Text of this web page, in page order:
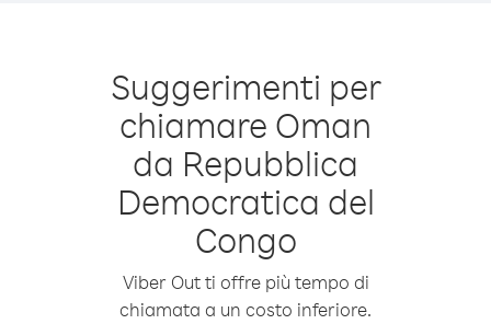
Suggerimenti per
chiamare Oman
da Repubblica
Democratica del
Congo
Viber Out ti offre più tempo di
chiamata a un costo inferiore.